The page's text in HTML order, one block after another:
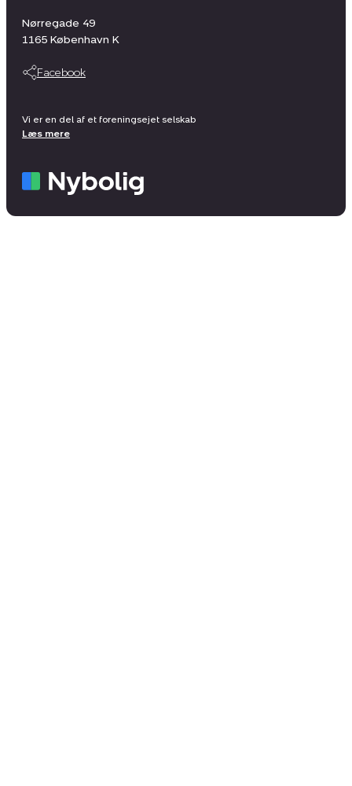
Nørregade 49
1165 København K
Facebook
Vi er en del af et foreningsejet selskab
Læs mere